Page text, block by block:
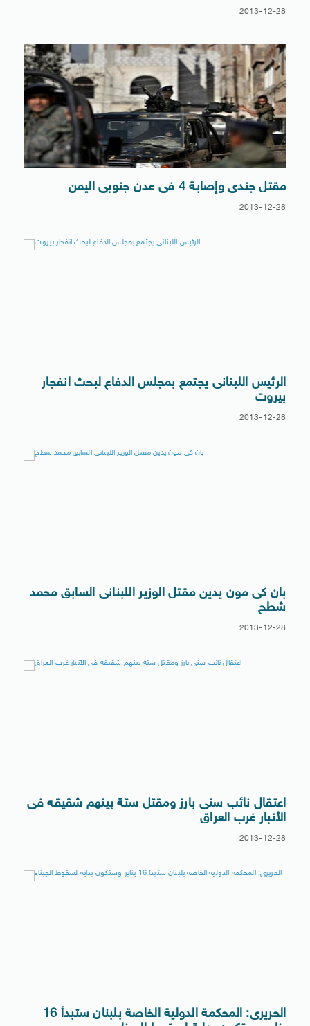
2013-12-28
مقتل جندى وإصابة 4 فى عدن جنوبى اليمن
2013-12-28
الرئيس اللبنانى يجتمع بمجلس الدفاع لبحث انفجار
بيروت
2013-12-28
بان كى مون يدين مقتل الوزير اللبنانى السابق محمد
شطح
2013-12-28
اعتقال نائب سنى بارز ومقتل ستة بينهم شقيقه فى
الأنبار غرب العراق
2013-12-28
الحريرى: المحكمة الدولية الخاصة بلبنان ستبدأ 16